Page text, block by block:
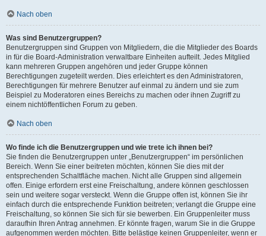
Nach oben
Was sind Benutzergruppen?
Benutzergruppen sind Gruppen von Mitgliedern, die die Mitglieder des Boards
in für die Board-Administration verwaltbare Einheiten aufteilt. Jedes Mitglied
kann mehreren Gruppen angehören und jeder Gruppe können
Berechtigungen zugeteilt werden. Dies erleichtert es den Administratoren,
Berechtigungen für mehrere Benutzer auf einmal zu ändern und sie zum
Beispiel zu Moderatoren eines Bereichs zu machen oder ihnen Zugriff zu
einem nichtöffentlichen Forum zu geben.
Nach oben
Wo finde ich die Benutzergruppen und wie trete ich ihnen bei?
Sie finden die Benutzergruppen unter „Benutzergruppen“ im persönlichen
Bereich. Wenn Sie einer beitreten möchten, können Sie dies mit der
entsprechenden Schaltfläche machen. Nicht alle Gruppen sind allgemein
offen. Einige erfordern erst eine Freischaltung, andere können geschlossen
sein und weitere sogar versteckt. Wenn die Gruppe offen ist, können Sie ihr
einfach durch die entsprechende Funktion beitreten; verlangt die Gruppe eine
Freischaltung, so können Sie sich für sie bewerben. Ein Gruppenleiter muss
daraufhin Ihren Antrag annehmen. Er könnte fragen, warum Sie in die Gruppe
aufgenommen werden möchten. Bitte belästige keinen Gruppenleiter, wenn er